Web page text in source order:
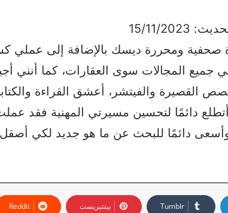
منذ 9 سنوات كمحررة صحفية ومحررة ديسك بالإضافة إلى
جميع المجالات سوى العقارات، كما أنني
القصيرة والفيتشر، أعشق القراءة
دائمًا لتحسين مسيرتي المهنية فقد
وأسعى دائمًا للبحث عن ما هو جديد لكي
‏Tumblr بينتيريست ‏Reddit